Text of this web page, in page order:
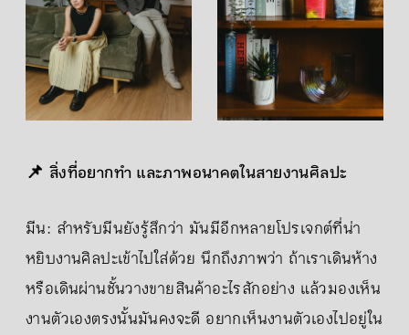
📌 สิ่งที่อยากทำ และภาพอนาคตในสายงานศิลปะ
มีน: สำหรับมีนยังรู้สึกว่า มันมีอีกหลายโปรเจกต์ที่น่า
หยิบงานศิลปะเข้าไปใส่ด้วย นึกถึงภาพว่า ถ้าเราเดินห้าง
หรือเดินผ่านชั้นวางขายสินค้าอะไรสักอย่าง แล้วมองเห็น
งานตัวเองตรงนั้นมันคงจะดี อยากเห็นงานตัวเองไปอยู่ใน